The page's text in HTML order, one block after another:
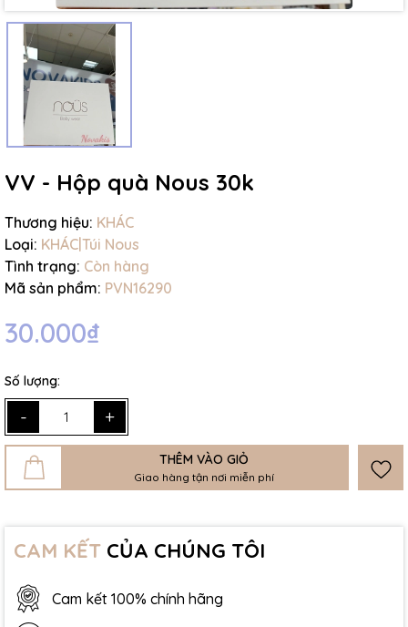
VV - Hộp quà Nous 30k
Thương hiệu: KHÁC
Loại: KHÁC|Túi Nous
Tình trạng: Còn hàng
Mã sản phẩm: PVN16290
30.000₫
Số lượng:
- +
THÊM VÀO GIỎ
Giao hàng tận nơi miễn phí
CAM KẾT CỦA CHÚNG TÔI
Cam kết 100% chính hãng
Ngày hết hạn:
Điều kiện: